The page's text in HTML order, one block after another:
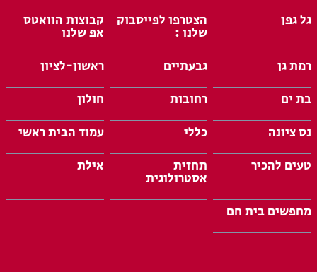
גל גפן הצטרפו לפייסבוק
שלנו :
קבוצות הוואטס
אפ שלנו
רמת גן
גבעתיים
ראשון-לציון
בת ים
רחובות
חולון
נס ציונה
כללי
עמוד הבית ראשי
טעים להכיר
תחזית
אסטרולוגית
אילת
מחפשים בית חם